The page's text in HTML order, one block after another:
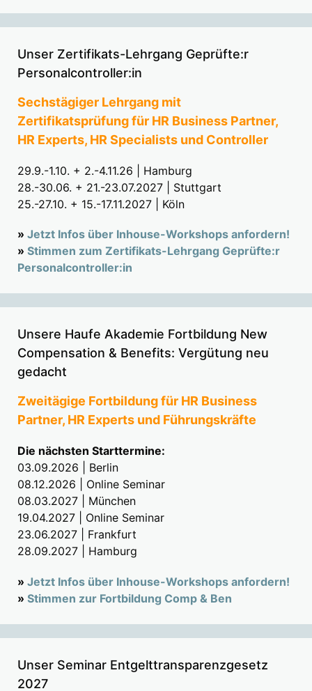
Unser Zertifikats-Lehrgang Geprüfte:r
Personalcontroller:in
Sechstägiger Lehrgang mit
Zertifikatsprüfung für HR Business Partner,
HR Experts, HR Specialists und Controller
29.9.-1.10. + 2.-4.11.26 | Hamburg
28.-30.06. + 21.-23.07.2027 | Stuttgart
25.-27.10. + 15.-17.11.2027 | Köln
» Jetzt Infos über Inhouse-Workshops anfordern!
» Stimmen zum Zertifikats-Lehrgang Geprüfte:r
Personalcontroller:in
Unsere Haufe Akademie Fortbildung New
Compensation & Benefits: Vergütung neu
gedacht
Zweitägige Fortbildung für HR Business
Partner, HR Experts und Führungskräfte
Die nächsten Starttermine:
03.09.2026 | Berlin
08.12.2026 | Online Seminar
08.03.2027 | München
19.04.2027 | Online Seminar
23.06.2027 | Frankfurt
28.09.2027 | Hamburg
» Jetzt Infos über Inhouse-Workshops anfordern!
» Stimmen zur Fortbildung Comp & Ben
Unser Seminar Entgelttransparenzgesetz
2027